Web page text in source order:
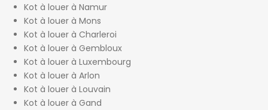
Kot à louer à Namur
Kot à louer à Mons
Kot à louer à Charleroi
Kot à louer à Gembloux
Kot à louer à Luxembourg
Kot à louer à Arlon
Kot à louer à Louvain
Kot à louer à Gand